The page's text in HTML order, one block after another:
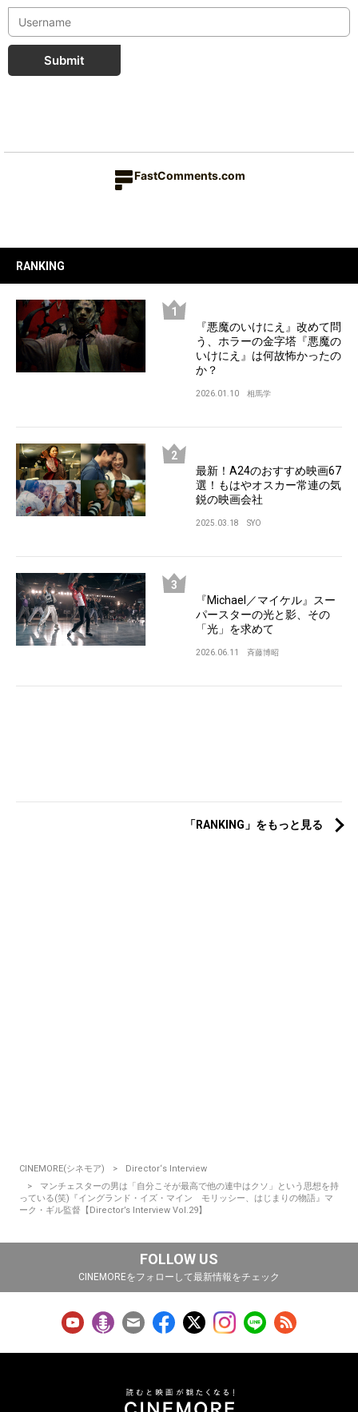
Submit
FastComments.com
RANKING
『悪魔のいけにえ』改めて問
う、ホラーの金字塔『悪魔の
いけにえ』は何故怖かったの
か？
2026.01.10 相馬学
最新！A24のおすすめ映画67
選！もはやオスカー常連の気
鋭の映画会社
2025.03.18 SYO
『Michael／マイケル』スー
パースターの光と影、その
「光」を求めて
2026.06.11 斉藤博昭
「RANKING」をもっと見る
CINEMORE(シネモア)
Director‘s Interview
マンチェスターの男は「自分こそが最高で他の連中はクソ」という思想を持
っている(笑)『イングランド・イズ・マイン モリッシー、はじまりの物語』マ
ーク・ギル監督【Director’s Interview Vol.29】
FOLLOW US
CINEMOREをフォローして最新情報をチェック